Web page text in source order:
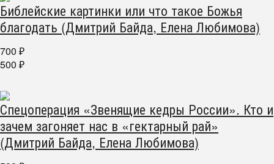
Библейские картинки или что такое Божья
благодать (Дмитрий Байда, Елена Любимова)
700 ₽
500 ₽
Спецоперация «Звенящие кедры России». Кто и
зачем загоняет нас в «гектарный рай»
(Дмитрий Байда, Елена Любимова)